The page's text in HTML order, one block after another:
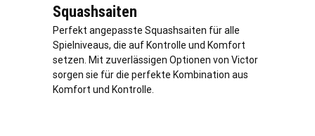
Squashsaiten
Perfekt angepasste Squashsaiten für alle
Spielniveaus, die auf Kontrolle und Komfort
setzen. Mit zuverlässigen Optionen von Victor
sorgen sie für die perfekte Kombination aus
Komfort und Kontrolle.